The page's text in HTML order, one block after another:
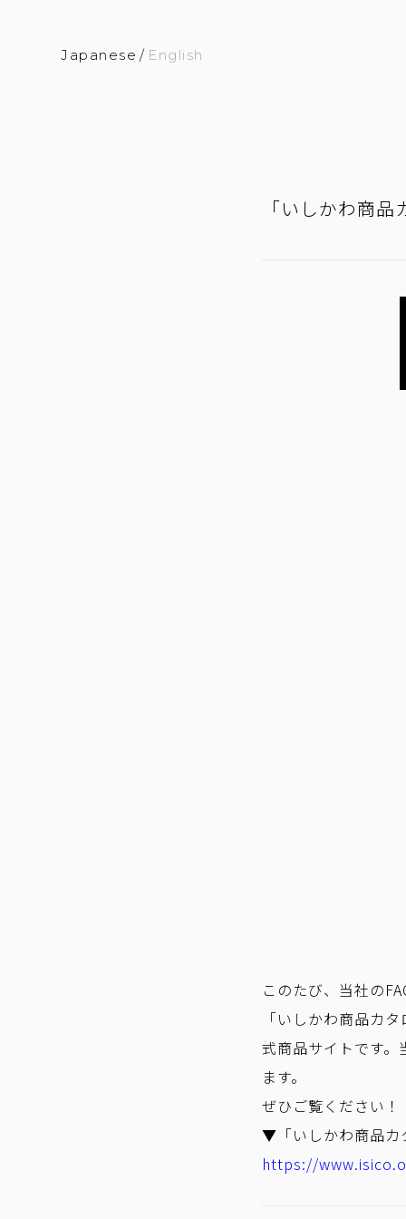
Japanese / English
「いしかわ商
このたび、当社の
「いしかわ商品カ
式商品サイトです。
ます。
ぜひご覧ください！
▼「いしかわ商品カ
https://